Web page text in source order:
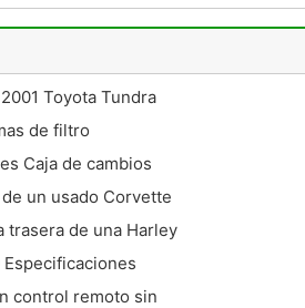
Toyota Tundra
de filtro
Caja de cambios
un usado Corvette
trasera de una Harley
control remoto sin